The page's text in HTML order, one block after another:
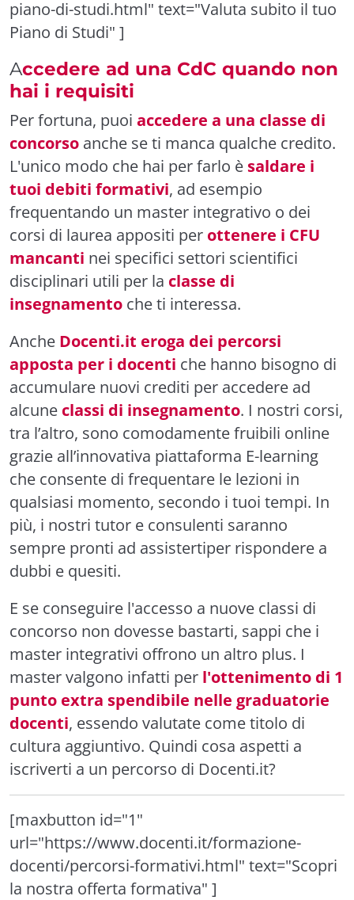
piano-di-studi.html" text="Valuta subito il tuo
Piano di Studi" ]
Accedere ad una CdC quando non
hai i requisiti
Per fortuna, puoi accedere a una classe di
concorso anche se ti manca qualche credito.
L'unico modo che hai per farlo è saldare i
tuoi debiti formativi, ad esempio
frequentando un master integrativo o dei
corsi di laurea appositi per ottenere i CFU
mancanti nei specifici settori scientifici
disciplinari utili per la classe di
insegnamento che ti interessa.
Anche Docenti.it eroga dei percorsi
apposta per i docenti che hanno bisogno di
accumulare nuovi crediti per accedere ad
alcune classi di insegnamento. I nostri corsi,
tra l’altro, sono comodamente fruibili online
grazie all’innovativa piattaforma E-learning
che consente di frequentare le lezioni in
qualsiasi momento, secondo i tuoi tempi. In
più, i nostri tutor e consulenti saranno
sempre pronti ad assistertiper rispondere a
dubbi e quesiti.
E se conseguire l'accesso a nuove classi di
concorso non dovesse bastarti, sappi che i
master integrativi offrono un altro plus. I
master valgono infatti per l'ottenimento di 1
punto extra spendibile nelle graduatorie
docenti, essendo valutate come titolo di
cultura aggiuntivo. Quindi cosa aspetti a
iscriverti a un percorso di Docenti.it?
[maxbutton id="1"
url="https://www.docenti.it/formazione-
docenti/percorsi-formativi.html" text="Scopri
la nostra offerta formativa" ]